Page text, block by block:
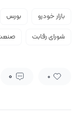
بازار خودرو بورس
شورای رقابت
0
0